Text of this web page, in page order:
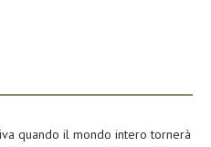
quando il mondo intero tornerà